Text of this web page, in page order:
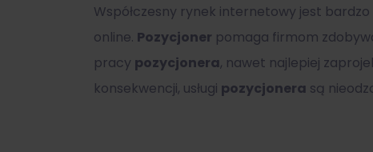
Współczesny rynek internetowy jest
online. Pozycjoner pomaga firmom
pracy pozycjonera, nawet najlepiej
konsekwencji, usługi pozycjonera są